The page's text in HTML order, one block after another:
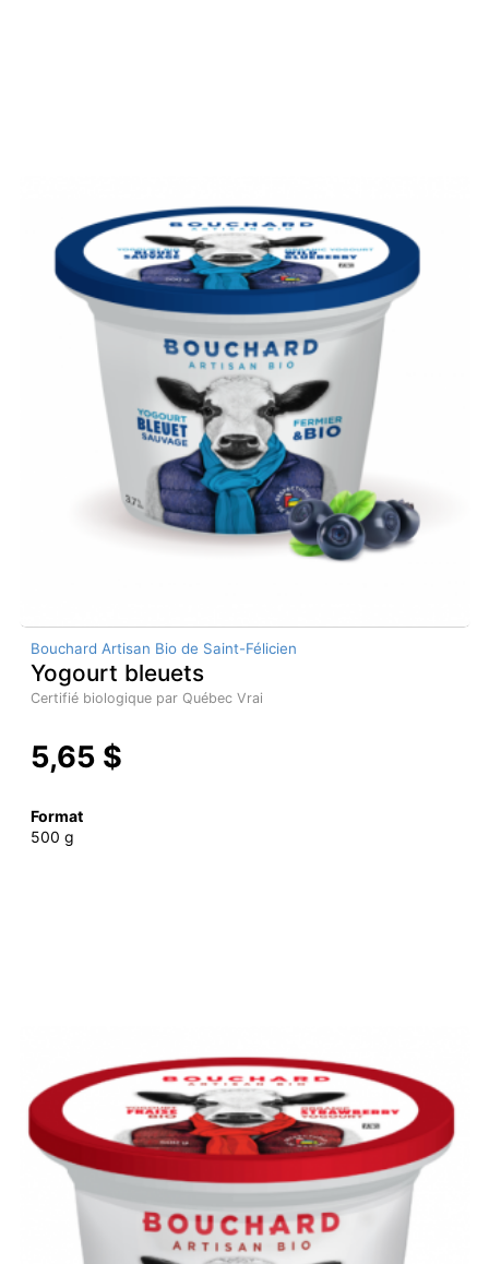
Bouchard Artisan Bio de Saint-Félicien
Yogourt bleuets
Certifié biologique par Québec Vrai
5,65 $
Format
500 g